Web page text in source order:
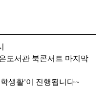
도서관 북콘서트 마지막
생활'이 진행됩니다~